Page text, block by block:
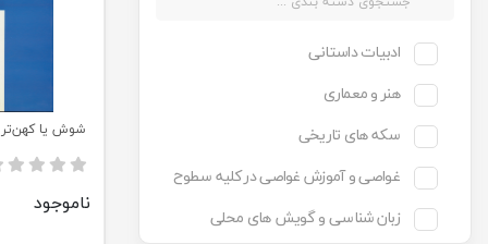
ادبیات داستانی
هنر و معماری
سکه های تاریخی
غواصی و آموزش غواصی در کلیه سطوح
زبان شناسی و گویش های محلی
شوش یا
ناموجود